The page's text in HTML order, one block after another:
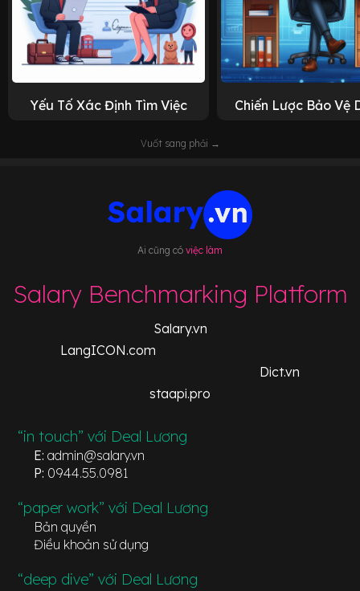
Yếu Tố Xác Định Tìm Việc Chiến Lược Bảo Vệ
Vuốt sang phải →
Ai cũng có việc làm
Salary Benchmarking Platform
Salary.vn
LangICON.com
Dict.vn
staapi.pro
“in touch” với Deal Lương
E: admin@salary.vn
P: 0944.55.0981
“paper work” với Deal Lương
Bản quyền
Điều khoản sử dụng
“deep dive” với Deal Lương